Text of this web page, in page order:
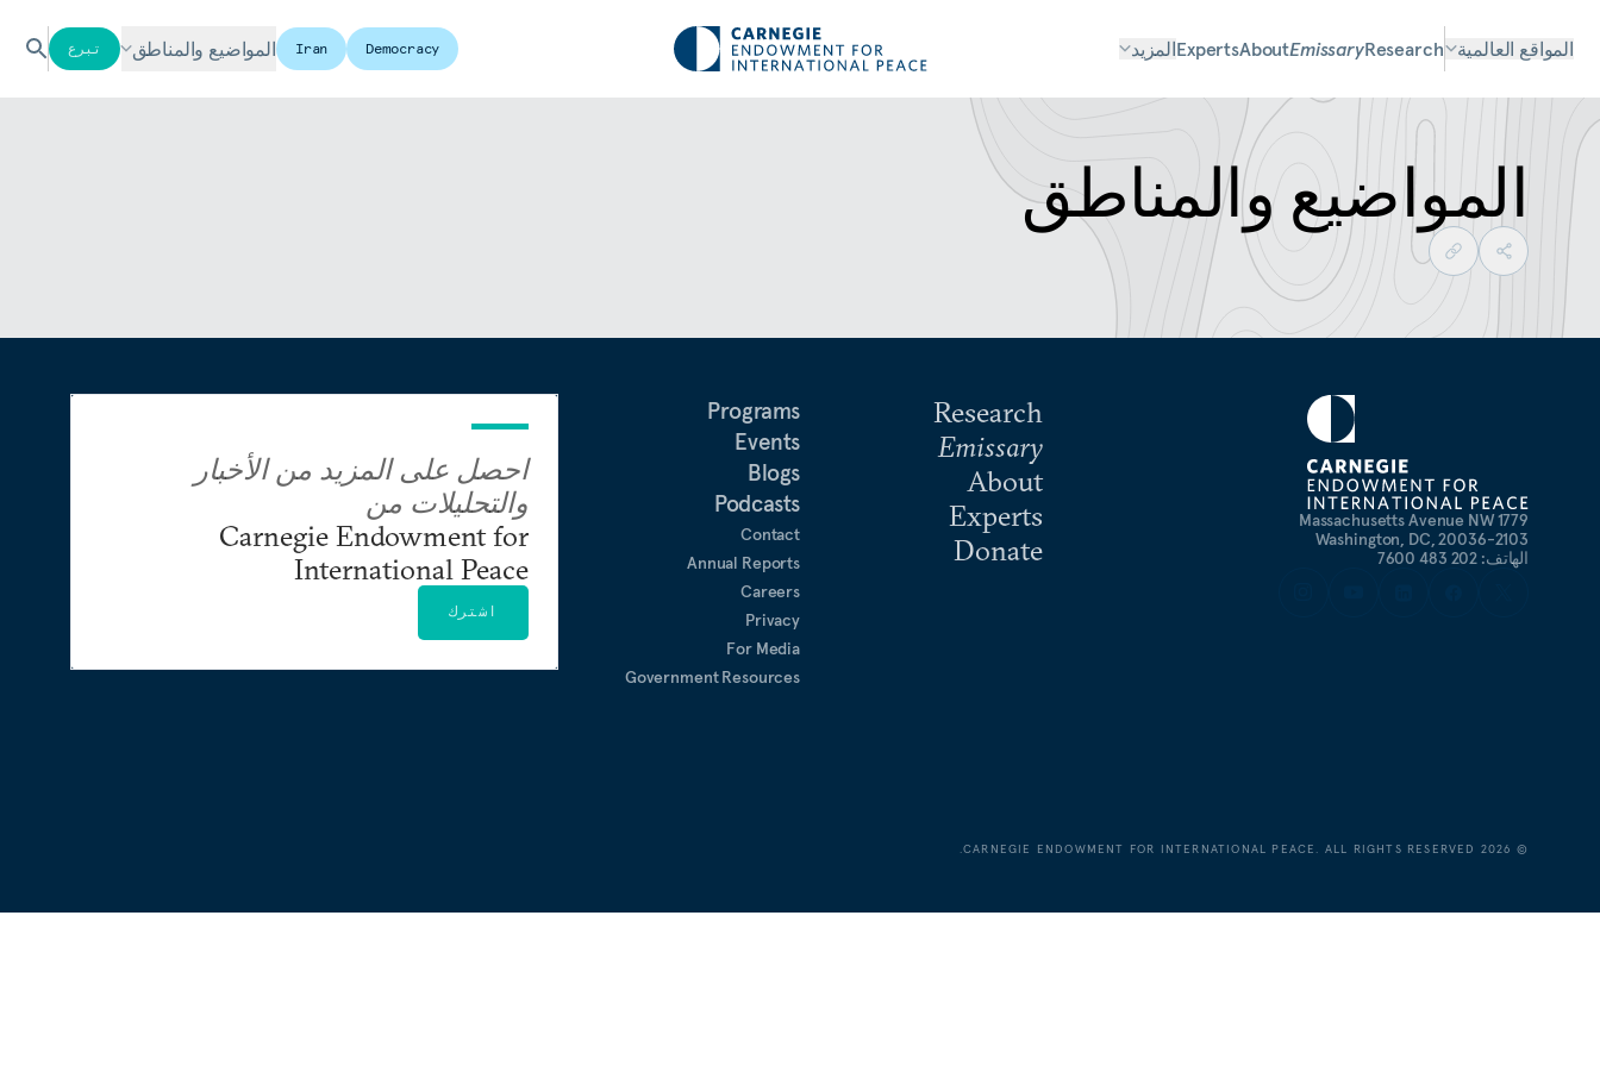
المواقع العالمية Research
Emissary
About
Expertsالمزيد Democracy
Iran المواضيع والمناطق تبرع
المواضيع والمناطق
1779 Massachusetts Avenue NW
Washington, DC, 20036-2103
الهاتف: 202 483 7600
Research
Emissary
About
Experts
Donate
Programs
Events
Blogs
Podcasts
Contact
Annual Reports
Careers
Privacy
For Media
Government Resources
احصل على المزيد من الأخبار
والتحليلات من
Carnegie Endowment for
International Peace
اشترك
©
2026
CARNEGIE ENDOWMENT FOR INTERNATIONAL PEACE. ALL RIGHTS RESERVED.